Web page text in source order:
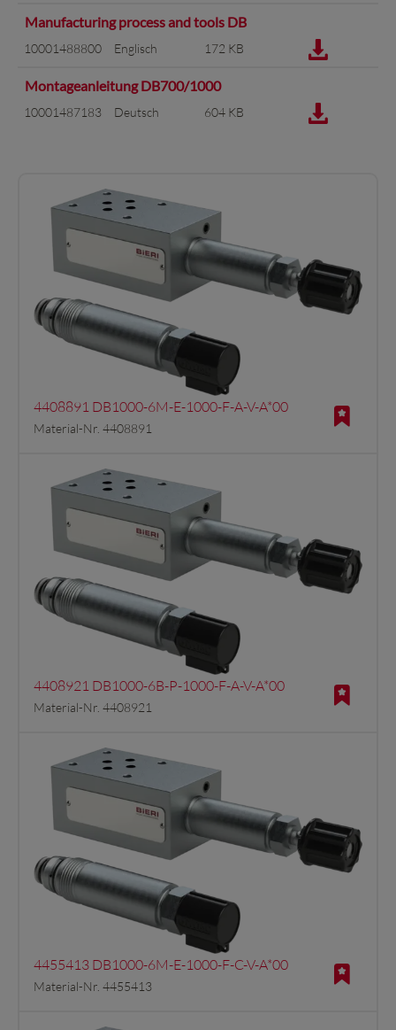
Manufacturing process and tools DB
10001488800 Englisch 172 KB
Montageanleitung DB700/1000
10001487183 Deutsch 604 KB
4408891 DB1000-6M-E-1000-F-A-V-A*00
Material-Nr. 4408891
4408921 DB1000-6B-P-1000-F-A-V-A*00
Material-Nr. 4408921
4455413 DB1000-6M-E-1000-F-C-V-A*00
Material-Nr. 4455413